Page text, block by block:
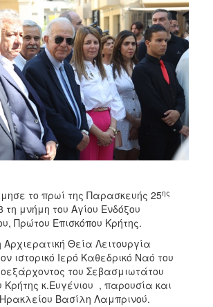
το πρωί της Παρασκευής 25ης
τη μνήμη του Αγίου Ενδόξου
Πρώτου Επισκόπου Κρήτης.
Θεία Λειτουργία
ιστορικό Ιερό Καθεδρικό Ναό του
του Σεβασμιωτάτου
Κρήτης κ.Ευγένιου , παρουσία και
Βασίλη Λαμπρινού.